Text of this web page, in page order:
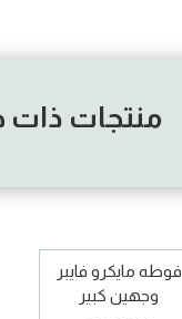
منتجات ذات
فوطه مايكرو فايبر
وجهين كبير